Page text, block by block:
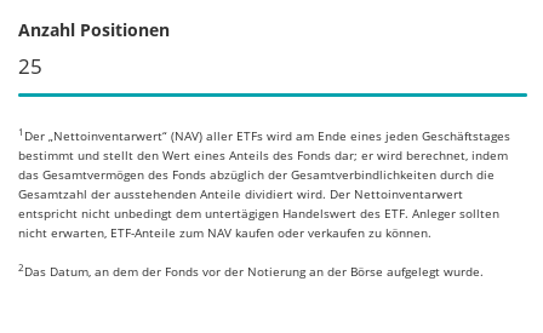
Anzahl Positionen
25
1 Der „Nettoinventarwert“ (NAV) aller ETFs wird am Ende eines jeden Geschäftstages
bestimmt und stellt den Wert eines Anteils des Fonds dar; er wird berechnet, indem
das Gesamtvermögen des Fonds abzüglich der Gesamtverbindlichkeiten durch die
Gesamtzahl der ausstehenden Anteile dividiert wird. Der Nettoinventarwert
entspricht nicht unbedingt dem untertägigen Handelswert des ETF. Anleger sollten
nicht erwarten, ETF-Anteile zum NAV kaufen oder verkaufen zu können.
2 Das Datum, an dem der Fonds vor der Notierung an der Börse aufgelegt wurde.